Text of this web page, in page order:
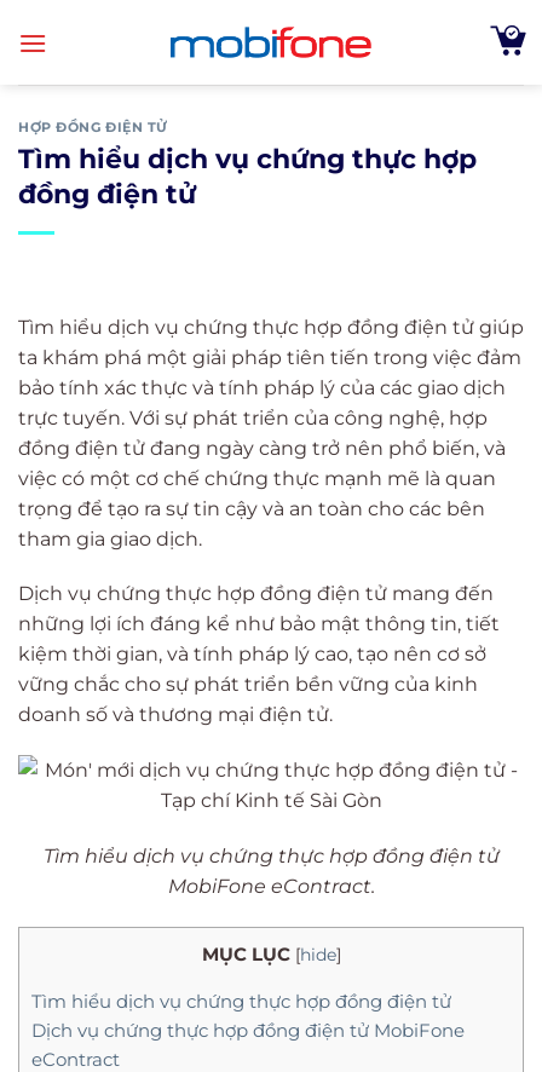
HỢP ĐỒNG ĐIỆN TỬ
Tìm hiểu dịch vụ chứng thực hợp
đồng điện tử
Tìm hiểu dịch vụ chứng thực hợp đồng điện tử giúp
ta khám phá một giải pháp tiên tiến trong việc đảm
bảo tính xác thực và tính pháp lý của các giao dịch
trực tuyến. Với sự phát triển của công nghệ, hợp
đồng điện tử đang ngày càng trở nên phổ biến, và
việc có một cơ chế chứng thực mạnh mẽ là quan
trọng để tạo ra sự tin cậy và an toàn cho các bên
tham gia giao dịch.
Dịch vụ chứng thực hợp đồng điện tử mang đến
những lợi ích đáng kể như bảo mật thông tin, tiết
kiệm thời gian, và tính pháp lý cao, tạo nên cơ sở
vững chắc cho sự phát triển bền vững của kinh
doanh số và thương mại điện tử.
Tìm hiểu dịch vụ chứng thực hợp đồng điện tử
MobiFone eContract.
MỤC LỤC [hide]
Tìm hiểu dịch vụ chứng thực hợp đồng điện tử
Dịch vụ chứng thực hợp đồng điện tử MobiFone
eContract